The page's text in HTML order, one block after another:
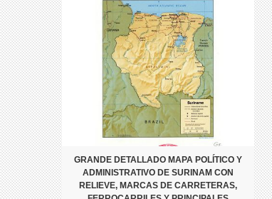
GRANDE DETALLADO MAPA POLÍTICO Y
ADMINISTRATIVO DE SURINAM CON
RELIEVE, MARCAS DE CARRETERAS,